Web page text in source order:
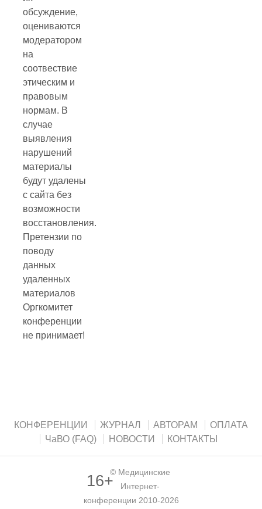
обсуждение,
оцениваются
модератором
на
соотвествие
этическим и
правовым
нормам. В
случае
выявления
нарушений
материалы
будут удалены
с сайта без
возможности
восстановления.
Претензии по
поводу
данных
удаленных
материалов
Оргкомитет
конференции
не принимает!
КОНФЕРЕНЦИИ ЖУРНАЛ АВТОРАМ
ОПЛАТА
ЧаВО (FAQ)
НОВОСТИ КОНТАКТЫ
16+© Медицинские
Интернет-
конференции 2010-2026